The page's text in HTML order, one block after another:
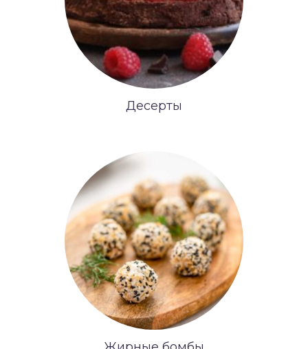
Десерты